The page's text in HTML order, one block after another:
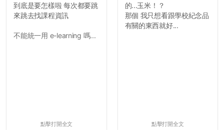
到底是要怎樣啦 每次都要跳
來跳去找課程資訊
不能統一用 e-learning 嗎...
點擊打開全文
的...玉米！？
那個 我只想看跟學校紀念品
有關的東西就好...
點擊打開全文